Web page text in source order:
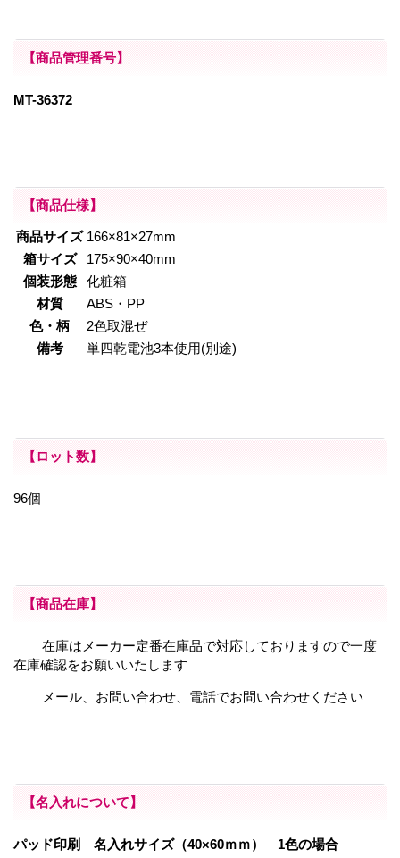
【商品管理番号】
MT-36372
【商品仕様】
商品サイズ 166×81×27mm
箱サイズ
175×90×40mm
個装形態
化粧箱
材質
ABS・PP
色・柄
2色取混ぜ
備考
単四乾電池3本使用(別途)
【ロット数】
96個
【商品在庫】
在庫はメーカー定番在庫品で対応しておりますので一度
在庫確認をお願いいたします
メール、お問い合わせ、電話でお問い合わせください
【名入れについて】
パッド印刷 名入れサイズ（40×60ｍｍ） 1色の場合